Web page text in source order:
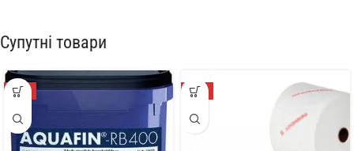
Супутні товари
ТОП ТОП